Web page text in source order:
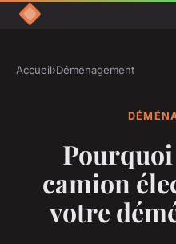
Accueil›Déménagement
camion
votre